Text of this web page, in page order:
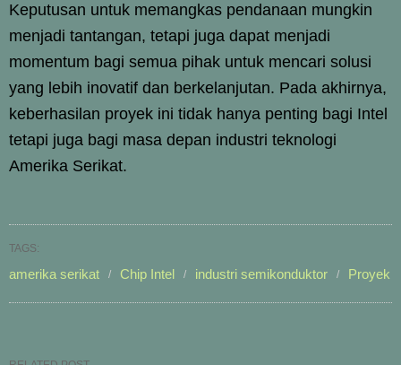
Keputusan untuk memangkas pendanaan mungkin
menjadi tantangan, tetapi juga dapat menjadi
momentum bagi semua pihak untuk mencari solusi
yang lebih inovatif dan berkelanjutan. Pada akhirnya,
keberhasilan proyek ini tidak hanya penting bagi Intel
tetapi juga bagi masa depan industri teknologi
Amerika Serikat.
TAGS:
amerika serikat Chip Intel industri semikonduktor Proyek